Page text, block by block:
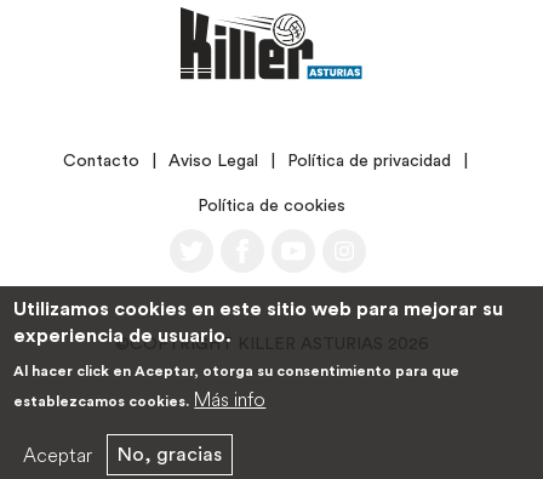
LEGALContacto Aviso Legal Política de privacidad
Política de cookies
©COPYRIGHT KILLER ASTURIAS 2026
Utilizamos cookies en este sitio web para mejorar su
experiencia de usuario.
Al hacer click en Aceptar, otorga su consentimiento para que
establezcamos cookies. Más info
Aceptar No, gracias